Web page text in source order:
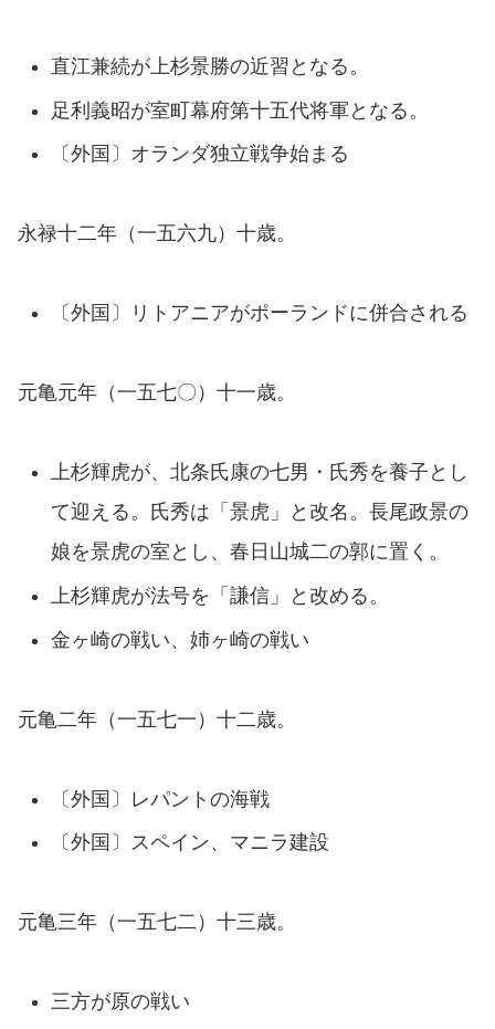
直江兼続が上杉景勝の近習となる。
足利義昭が室町幕府第十五代将軍となる。
〔外国〕オランダ独立戦争始まる
永禄十二年（一五六九）十歳。
〔外国〕リトアニアがポーランドに併合される
元亀元年（一五七〇）十一歳。
上杉輝虎が、北条氏康の七男・氏秀を養子とし
て迎える。氏秀は「景虎」と改名。長尾政景の
娘を景虎の室とし、春日山城二の郭に置く。
上杉輝虎が法号を「謙信」と改める。
金ヶ崎の戦い、姉ヶ崎の戦い
元亀二年（一五七一）十二歳。
〔外国〕レパントの海戦
〔外国〕スペイン、マニラ建設
元亀三年（一五七二）十三歳。
三方が原の戦い